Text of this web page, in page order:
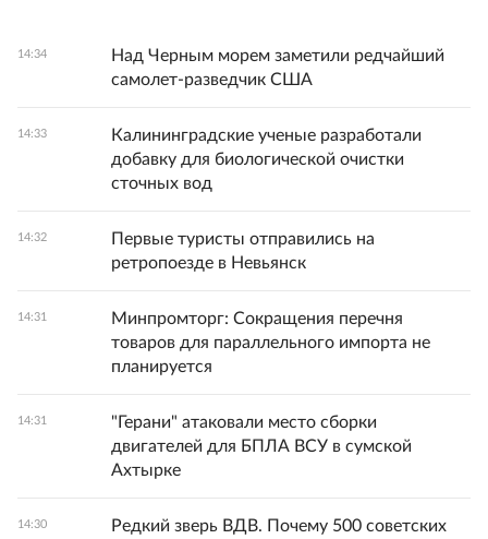
14:34
Над Черным морем заметили редчайший
самолет-разведчик США
14:33
Калининградские ученые разработали
добавку для биологической очистки
сточных вод
14:32
Первые туристы отправились на
ретропоезде в Невьянск
14:31
Минпромторг: Сокращения перечня
товаров для параллельного импорта не
планируется
14:31
"Герани" атаковали место сборки
двигателей для БПЛА ВСУ в сумской
Ахтырке
14:30
Редкий зверь ВДВ. Почему 500 советских